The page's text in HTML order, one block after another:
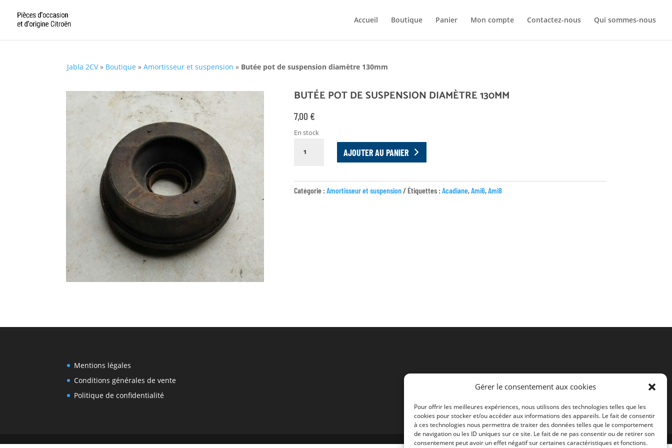
Gérer le consentement aux cookies
Pour offrir les meilleures expériences, nous utilisons des technologies telles que les
cookies pour stocker et/ou accéder aux informations des appareils. Le fait de consentir
à ces technologies nous permettra de traiter des données telles que le comportement
de navigation ou les ID uniques sur ce site. Le fait de ne pas consentir ou de retirer son
consentement peut avoir un effet négatif sur certaines caractéristiques et fonctions.
Accueil Boutique Panier Mon compte Contactez-nous Qui sommes-nous
Jabla 2CV» Boutique »Amortisseur et suspension » Butée pot de suspension diamètre 130mm
BUTÉE POT DE SUSPENSION DIAMÈTRE 130MM
7,00 €
En stock
DE
AJOUTER AU PANIER
Catégorie : Amortisseur et suspension Étiquettes : Acadiane,Ami6,Ami8
Mentions légales
Conditions générales de vente
Politique de confidentialité